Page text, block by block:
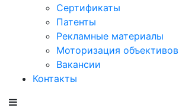
Сертификаты
Патенты
Рекламные материалы
Моторизация объективов
Вакансии
Контакты